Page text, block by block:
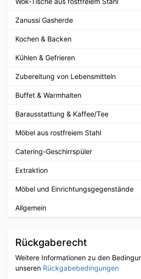
Zanussi Gasherde
Kochen & Backen
Kühlen & Gefrieren
Zubereitung von Lebensmitteln
Buffet & Warmhalten
Barausstattung & Kaffee/Tee
Möbel aus rostfreiem Stahl
Catering-Geschirrspüler
Extraktion
Möbel und Einrichtungsgegenstände
Allgemein
Rückgaberecht
Weitere Informationen zu den
unseren Rückgabebedingungen